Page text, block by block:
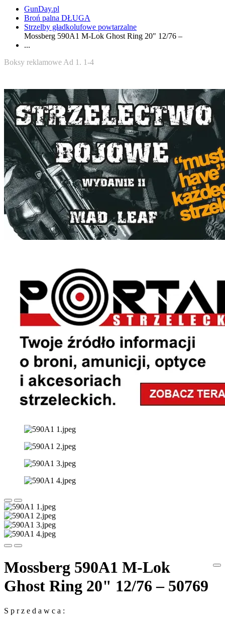
GunDay.pl
Broń palna DŁUGA
Strzelby gładkolufowe powtarzalne
Mossberg 590A1 M-Lok Ghost Ring 20" 12/76 – 50769
...
Boksy reklamowe Ad 1. 1-4
Mossberg 590A1 M-Lok
Ghost Ring 20" 12/76 – 50769
S p r z e d a w c a :